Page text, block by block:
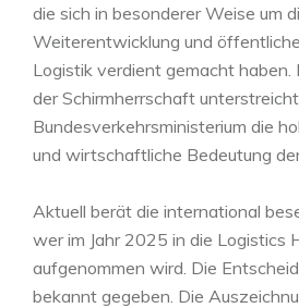
die sich in besonderer Weise um
Weiterentwicklung und
Logistik verdient gemacht haben.
der Schirmherrschaft
Bundesverkehrsministerium die
und wirtschaftliche Bedeutung
Aktuell berät die international
wer im Jahr 2025 in die Logistics
aufgenommen wird. Die
bekannt gegeben. Die